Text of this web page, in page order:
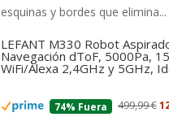
esquinas y bordes que elimina...
LEFANT M330 Robot
Navegación dToF, 5000Pa,
WiFi/Alexa 2,4GHz y 5GHz,
74% Fuera 499,99 €